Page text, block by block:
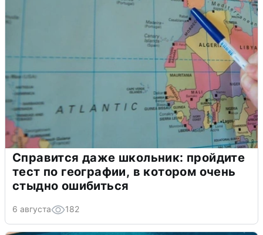
Справится даже школьник: пройдите
тест по географии, в котором очень
стыдно ошибиться
6 августа 182